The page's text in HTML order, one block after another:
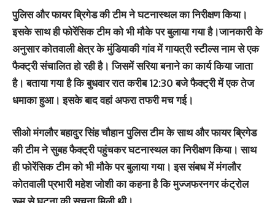
पुलिस और फायर ब्रिगेड की टीम ने घटनास्थल का निरीक्षण किया।
इसके साथ ही फोरेंसिक टीम को भी मौके पर बुलाया गया है।जानकारी के
अनुसार कोतवाली क्षेत्र के मुंडियाकी गांव में गायत्री स्टील्स नाम से एक
फैक्ट्री संचालित हो रही है। जिसमें सरिया बनाने का कार्य किया जाता
है। बताया गया है कि बुधवार रात करीब 12:30 बजे फैक्ट्री में एक तेज
धमाका हुआ। इसके बाद वहां अफरा तफरी मच गई।
सीओ मंगलौर बहादुर सिंह चौहान पुलिस टीम के साथ और फायर ब्रिगेड
की टीम ने सुबह फैक्ट्री पहुंचकर घटनास्थल का निरीक्षण किया। साथ
ही फोरेंसिक टीम को भी मौके पर बुलाया गया। इस संबध में मंगलौर
कोतवाली प्रभारी महेश जोशी का कहना है कि मुज्जफरनगर कंट्रोल